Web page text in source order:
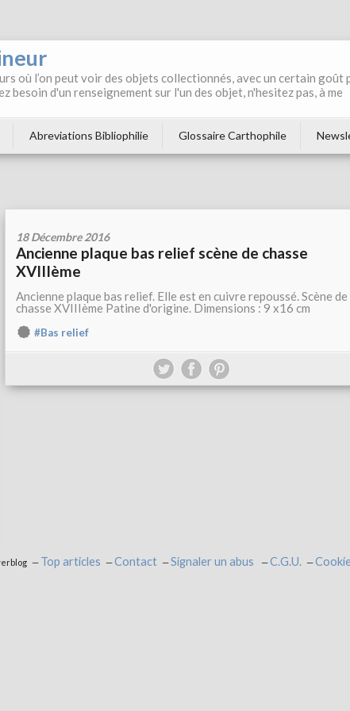
où l’on peut voir des objets collectionnés, avec un certain goût
besoin d'un renseignement sur l'un des objet, n'hesitez pas, à me
Abreviations Bibliophilie Glossaire Carthophile
18 Décembre 2016
Ancienne plaque bas relief scène de chasse
XVIIIème
Ancienne plaque bas relief. Elle est en cuivre repoussé. Scène de
chasse XVIIIème Patine d'origine. Dimensions : 9 x16 cm
#Bas relief
Top articles Contact Signaler un abus C.G.U.